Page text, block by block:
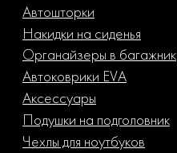
Автошторки
Накидки на сиденья
Органайзеры в багажник
Автоковрики EVA
Аксессуары
Подушки на подголовник
Чехлы для ноутбуков